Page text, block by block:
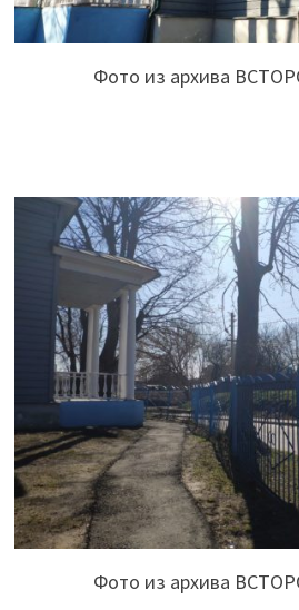
Фото из архива
Фото из архива